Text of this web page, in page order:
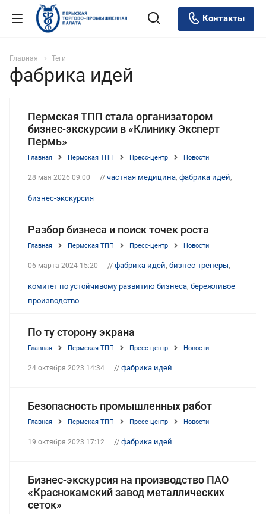
Контакты
Главная Теги
фабрика идей
Пермская ТПП стала организатором
бизнес-экскурсии в «Клинику Эксперт
Пермь»
Главная Пермская ТПП Пресс-центр Новости
28 мая 2026 09:00 // частная медицина, фабрика идей,
бизнес-экскурсия
Разбор бизнеса и поиск точек роста
Главная Пермская ТПП Пресс-центр Новости
06 марта 2024 15:20 // фабрика идей, бизнес-тренеры,
комитет по устойчивому развитию бизнеса, бережливое
производство
По ту сторону экрана
Главная Пермская ТПП Пресс-центр Новости
24 октября 2023 14:34 // фабрика идей
Безопасность промышленных работ
Главная Пермская ТПП Пресс-центр Новости
19 октября 2023 17:12 // фабрика идей
Бизнес-экскурсия на производство ПАО
«Краснокамский завод металлических
сеток»